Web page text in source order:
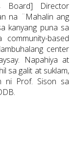
Board] Director
na ¨Mahalin ang
kanyang puna sa
based
center
Napahiya at
sa galit at suklam,
ni Prof. Sison sa